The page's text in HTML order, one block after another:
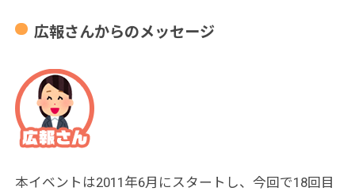
広報さんからのメッセージ
本イベントは2011年6月にスタートし、今回で18回目